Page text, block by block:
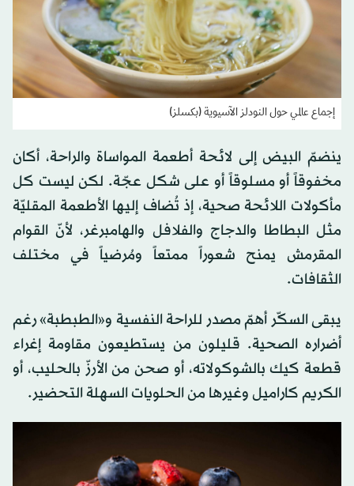
إجماع عالمي حول النودلز الآسيوية (بكسلز)
ينضمّ البيض إلى لائحة أطعمة المواساة والراحة، أكان
مخفوقاً أو مسلوقاً أو على شكل عجّة. لكن ليست كل
مأكولات اللائحة صحية، إذ تُضاف إليها الأطعمة المقليّة
مثل البطاطا والدجاج والفلافل والهامبرغر، لأنّ القوام
المقرمش يمنح شعوراً ممتعاً ومُرضياً في مختلف
الثقافات.
يبقى السكّر أهمّ مصدر للراحة النفسية و«الطبطبة» رغم
أضراره الصحية. قليلون من يستطيعون مقاومة إغراء
قطعة كيك بالشوكولاته، أو صحن من الأرزّ بالحليب، أو
الكريم كاراميل وغيرها من الحلويات السهلة التحضير.